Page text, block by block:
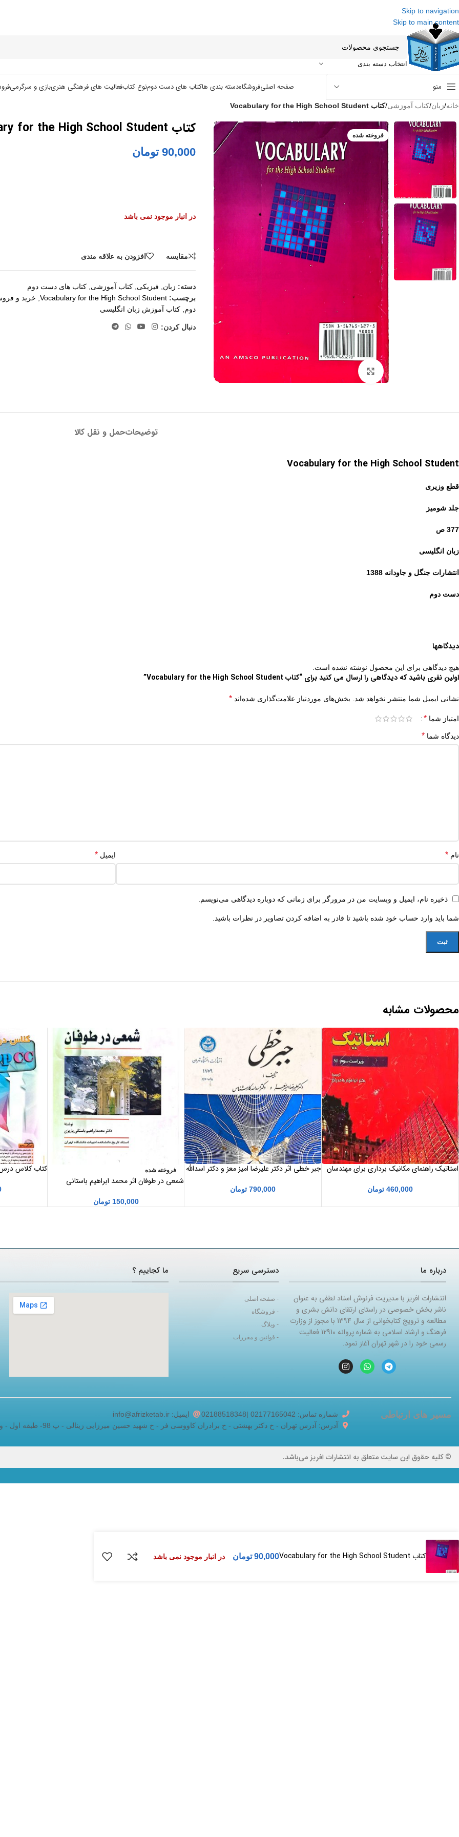
Skip to navigation
Skip to main content
انتخاب دسته بندی
منو صفحه اصلیفروشگاهدسته بندی هاکتاب های دست دومنوع کتابفعالیت های فرهنگی هنریبازی و سرگرمی
خانه/زبان/کتاب آموزشی/کتاب Vocabulary for the High School Student
فروخته شده کتاب Vocabulary for the High School Student
90,000 تومان
در انبار موجود نمی باشد
مقايسه افزودن به علاقه مندی
دسته: زبان فیزیکی کتاب آموزشی کتاب های دست دوم
برچسب: Vocabulary for the High School Student
, خرید و
دوم کتاب آموزش زبان انگلیسی
دنبال کردن:
توضیحاتحمل و نقل کالا
Vocabulary for the High School Student
قطع وزیری
جلد شومیز
377 ص
زبان انگلیسی
انتشارات جنگل و جاودانه 1388
دست دوم
دیدگاهها
هیچ دیدگاهی برای این محصول نوشته نشده است.
اولین نفری باشید که دیدگاهی را ارسال می کنید برای “کتاب Vocabulary for the High School Student”
نشانی ایمیل شما منتشر نخواهد شد. بخش‌های موردنیاز علامت‌گذاری شده‌اند *
امتیاز شما *
دیدگاه شما *
نام * ایمیل *
ذخیره نام، ایمیل و وبسایت من در مرورگر برای زمانی که دوباره دیدگاهی می‌نویسم.
شما باید وارد حساب خود شده باشید تا قادر به اضافه کردن تصاویر در نظرات باشید.
محصولات مشابه
استاتیک راهنمای مکانیک برداری برای مهندسان
460,000 تومان
جبر خطی اثر دکتر علیرضا امیز معز و دکتر اسدالله
790,000 تومان
فروخته شده
شمعی در طوفان اثر محمد ابراهیم باستانی
150,000 تومان
درباره ما
انتشارات افریز با مدیریت فرنوش استاد لطفی به عنوان
ناشر بخش خصوصی در راستای ارتقای دانش بشری و
مطالعه و ترویج کتابخوانی از سال 1394 با مجوز از وزارت
فرهنگ و ارشاد اسلامی به شماره پروانه 12910 فعالیت
رسمی خود را در شهر تهران آغاز نمود.
دسترسی سریع
- صفحه اصلی
- فروشگاه
- وبلاگ
- قوانین و مقررات
ما کجاییم ؟
مسیر های ارتباطی شماره تماس: 02177165042 |02188518348
ایمیل: info@afrizketab.ir
آدرس: آدرس تهران - خ دکتر بهشتی - خ برادران کاووسی فر - خ شهید حسین میرزایی زینالی - پ 98- طبقه اول - واحد 5
© کلیه حقوق این سایت متعلق به انتشارات افریز می‌باشد.
کتاب Vocabulary for the High School Student 90,000 تومان در انبار موجود نمی باشد